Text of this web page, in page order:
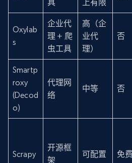
具
上有限
Oxylab
s
企业代
理 + 爬
虫工具
高（企
业代
理）
否
Smartp
roxy
(Decod
o)
代理网
络
中等 否
Scrapy
开源框
架
可配置 免费